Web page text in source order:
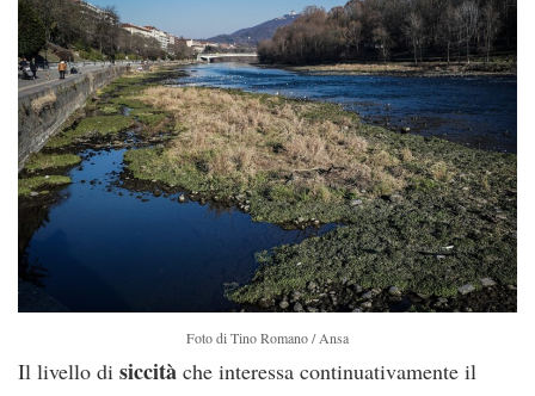
Foto di Tino Romano / Ansa
Il livello di siccità che interessa continuativamente il